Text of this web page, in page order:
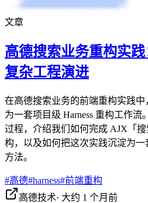
文章
高德搜索业务重构实
复杂工程演进
在高德搜索业务的前端重构实践
为一套项目级 Harness 重构工作
过程，介绍我们如何完成 AJX「
构，以及如何把这次实践沉淀为一
方法。
#高德#harness#前端重构
高德技术· 大约 1 个月前